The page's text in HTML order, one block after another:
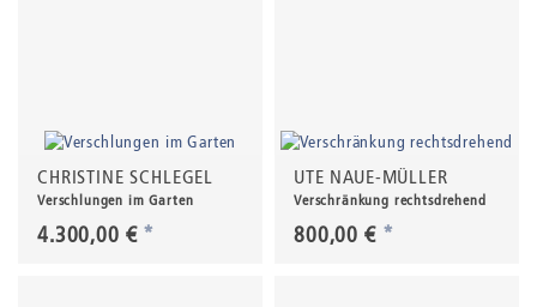
CHRISTINE SCHLEGEL
Verschlungen im Garten
4.300,00 € *
UTE NAUE-MÜLLER
Verschränkung rechtsdrehend
800,00 € *